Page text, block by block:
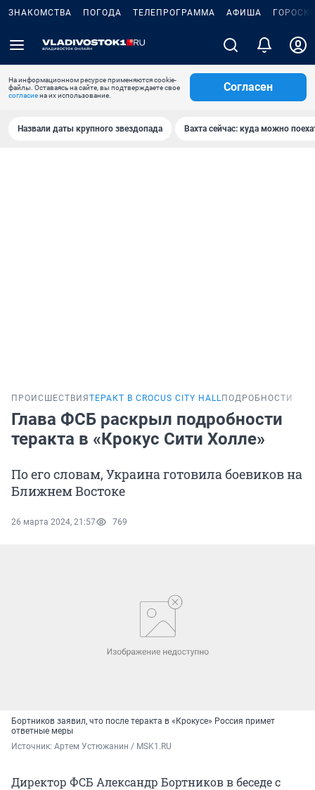
ЗНАКОМСТВА ПОГОДА ТЕЛЕПРОГРАММА АФИША
На информационном ресурсе применяются cookie-
файлы. Оставаясь на сайте, вы подтверждаете свое
согласиена их использование.
Согласен
Назвали даты крупного звездопада Вахта сейчас: куда можно
ПРОИСШЕСТВИЯ ТЕРАКТ В CROCUS CITY HALLПОДРОБНОСТИ
Глава ФСБ раскрыл подробности
теракта в «Крокус Сити Холле»
По его словам, Украина готовила боевиков на
Ближнем Востоке
26 марта 2024, 21:57 769
Бортников заявил, что после теракта в «Крокусе» Россия примет
ответные меры
Источник: Артем Устюжанин / MSK1.RU
Директор ФСБ Александр Бортников в беседе с